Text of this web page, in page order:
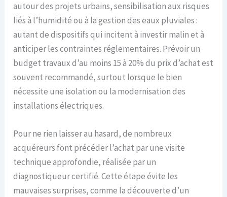
autour des projets urbains, sensibilisation aux risques
liés à l’humidité ou à la gestion des eaux pluviales :
autant de dispositifs qui incitent à investir malin et à
anticiper les contraintes réglementaires. Prévoir un
budget travaux d’au moins 15 à 20% du prix d’achat est
souvent recommandé, surtout lorsque le bien
nécessite une isolation ou la modernisation des
installations électriques.
Pour ne rien laisser au hasard, de nombreux
acquéreurs font précéder l’achat par une visite
technique approfondie, réalisée par un
diagnostiqueur certifié. Cette étape évite les
mauvaises surprises, comme la découverte d’un